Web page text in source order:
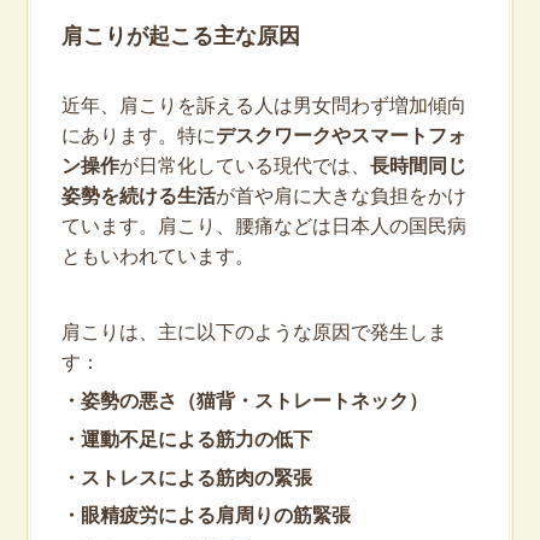
肩こりが起こる主な原因
近年、肩こりを訴える人は男女問わず増加傾向
にあります。特にデスクワークやスマートフォ
ン操作が日常化している現代では、 長時間同じ
姿勢を続ける生活が首や肩に大きな負担をかけ
ています。肩こり、腰痛などは日本人の国民病
ともいわれています。
肩こりは、主に以下のような原因で発生しま
す：
・姿勢の悪さ（猫背・ストレートネック）
・運動不足による筋力の低下
・ストレスによる筋肉の緊張
・眼精疲労による肩周りの筋緊張